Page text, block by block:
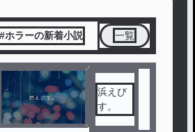
#ホラーの新着小説 一覧
浜えび
す。